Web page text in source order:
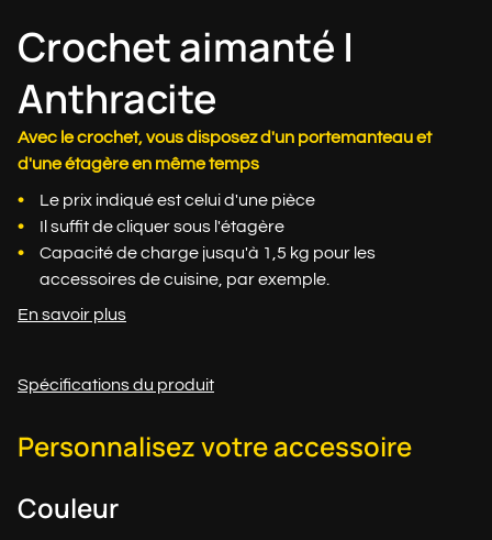
Crochet aimanté |
Anthracite
Avec le crochet, vous disposez d'un portemanteau et
d'une étagère en même temps
Le prix indiqué est celui d'une pièce
Il suffit de cliquer sous l'étagère
Capacité de charge jusqu'à 1,5 kg pour les
accessoires de cuisine, par exemple.
En savoir plus
Spécifications du produit
Personnalisez votre accessoire
Couleur